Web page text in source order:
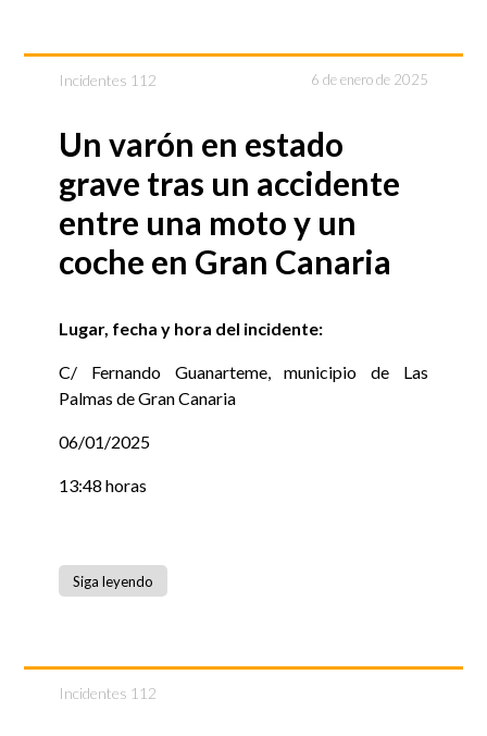
Incidentes 112 6 de enero de 2025
Un varón en estado
grave tras un accidente
entre una moto y un
coche en Gran Canaria
Lugar, fecha y hora del incidente:
C/ Fernando Guanarteme, municipio de Las
Palmas de Gran Canaria
06/01/2025
13:48 horas
Siga leyendo
Incidentes 112